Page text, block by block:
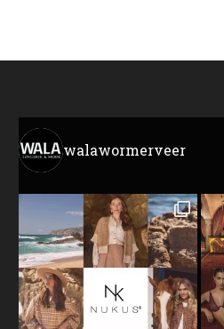
walawormerveer